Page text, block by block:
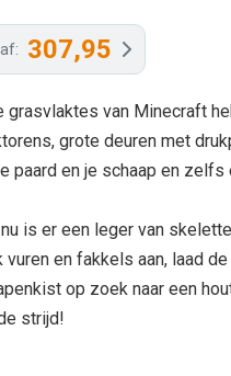
307,95
grasvlaktes van Minecraft
grote deuren met
paard en je schaap en zelfs
is er een leger van
vuren en fakkels aan, laad
op zoek naar een
strijd!